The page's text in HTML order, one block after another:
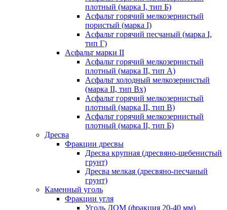
плотный (марка I, тип Б)
Асфальт горячий мелкозернистый
пористый (марка I)
Асфальт горячий песчаный (марка I,
тип Г)
Асфальт марки II
Асфальт горячий мелкозернистый
плотный (марка II, тип А)
Асфальт холодный мелкозернистый
(марка II, тип Вх)
Асфальт горячий мелкозернистый
плотный (марка II, тип В)
Асфальт горячий мелкозернистый
плотный (марка II, тип Б)
Дресва
Фракции дресвы
Дресва крупная (дресвяно-щебенистый
грунт)
Дресва мелкая (дресвяно-песчаный
грунт)
Каменный уголь
Фракции угля
Уголь ДОМ (фракция 20-40 мм)